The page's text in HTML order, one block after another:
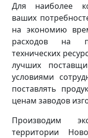
Для наиболее
ваших
на экономию
расходов на
технических
лучших
условиями
поставлять
ценам заводов
Производим
территории